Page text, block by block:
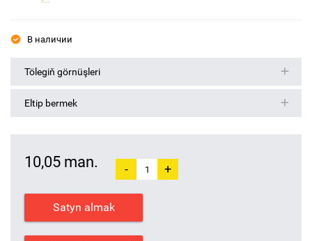
В наличии
Tölegiň görnüşleri
Eltip bermek
10,05 man. - +
Satyn almak